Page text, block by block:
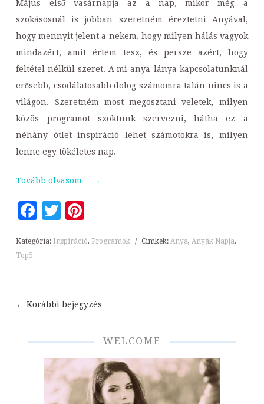
Május első vasárnapja az a nap, mikor még a
szokásosnál is jobban szeretném éreztetni Anyával,
hogy mennyit jelent a nekem, hogy milyen hálás vagyok
mindazért, amit értem tesz, és persze azért, hogy
feltétel nélkül szeret. A mi anya-lánya kapcsolatunknál
erősebb, csodálatosabb dolog számomra talán nincs is a
világon. Szeretném most megosztani veletek, milyen
közös programot szoktunk szervezni, hátha ez a
néhány ötlet inspiráció lehet számotokra is, milyen
lenne egy tökéletes nap.
Tovább olvasom… →
Facebook
Twitter
Kategória: Inspiráció, Programok / Címkék:Anya,Anyák Napja,
Top5
Bejegyzések
navigációja
← Korábbi bejegyzés
WELCOME